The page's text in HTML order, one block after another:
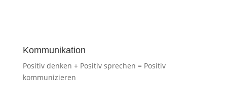
Kommunikation
Positiv denken + Positiv sprechen = Positiv
kommunizieren